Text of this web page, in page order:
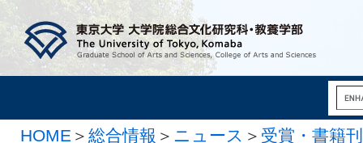
HOME ＞ 総合情報 ＞ ニュース ＞ 受賞・書籍